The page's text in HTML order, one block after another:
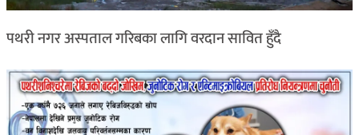
पथरी नगर अस्पताल गरिबका लागि वरदान सावित हुँदै